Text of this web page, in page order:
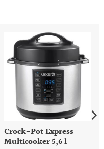
Crock-Pot Express
Multicooker 5,6 l